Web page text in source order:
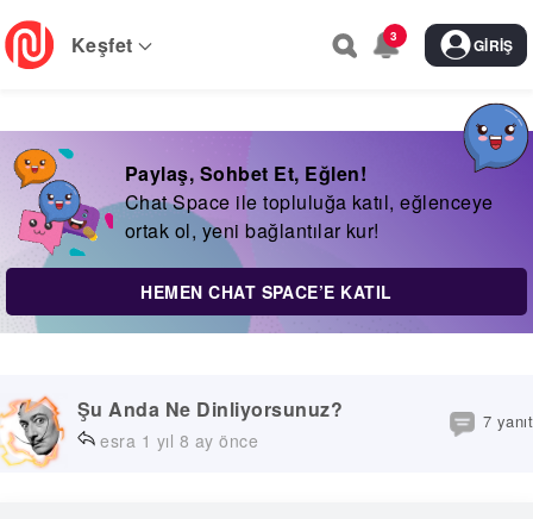
Skip
to
main
Keşfet 3 GIRIŞ
Paylaş, Sohbet Et, Eğlen!
Chat Space ile topluluğa katıl, eğlenceye
ortak ol, yeni bağlantılar kur!
HEMEN CHAT SPACE’E KATIL
Şu Anda Ne Dinliyorsunuz?
esra 1 yıl 8 ay önce
7 yanıt